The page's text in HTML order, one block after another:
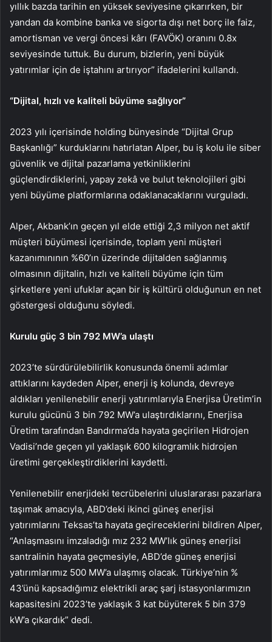
yıllık bazda tarihin en yüksek seviyesine çıkarırken, bir
yandan da kombine banka ve sigorta dışı net borç ile faiz,
amortisman ve vergi öncesi kârı (FAVÖK) oranını 0.8x
seviyesinde tuttuk. Bu durum, bizlerin, yeni büyük
yatırımlar için de iştahını artırıyor” ifadelerini kullandı.
“Dijital, hızlı ve kaliteli büyüme sağlıyor”
2023 yılı içerisinde holding bünyesinde “Dijital Grup
Başkanlığı” kurduklarını hatırlatan Alper, bu iş kolu ile siber
güvenlik ve dijital pazarlama yetkinliklerini
güçlendirdiklerini, yapay zekâ ve bulut teknolojileri gibi
yeni büyüme platformlarına odaklanacaklarını vurguladı.
Alper, Akbank’ın geçen yıl elde ettiği 2,3 milyon net aktif
müşteri büyümesi içerisinde, toplam yeni müşteri
kazanımınının %60’ın üzerinde dijitalden sağlanmış
olmasının dijitalin, hızlı ve kaliteli büyüme için tüm
şirketlere yeni ufuklar açan bir iş kültürü olduğunun en net
göstergesi olduğunu söyledi.
Kurulu güç 3 bin 792 MW’a ulaştı
2023’te sürdürülebilirlik konusunda önemli adımlar
attıklarını kaydeden Alper, enerji iş kolunda, devreye
aldıkları yenilenebilir enerji yatırımlarıyla Enerjisa Üretim’in
kurulu gücünü 3 bin 792 MW’a ulaştırdıklarını, Enerjisa
Üretim tarafından Bandırma’da hayata geçirilen Hidrojen
Vadisi’nde geçen yıl yaklaşık 600 kilogramlık hidrojen
üretimi gerçekleştirdiklerini kaydetti.
Yenilenebilir enerjideki tecrübelerini uluslararası pazarlara
taşımak amacıyla, ABD’deki ikinci güneş enerjisi
yatırımlarını Teksas’ta hayata geçireceklerini bildiren Alper,
“Anlaşmasını imzaladığı mız 232 MW’lık güneş enerjisi
santralinin hayata geçmesiyle, ABD’de güneş enerjisi
yatırımlarımız 500 MW’a ulaşmış olacak. Türkiye’nin %
43’ünü kapsadığımız elektrikli araç şarj istasyonlarımızın
kapasitesini 2023’te yaklaşık 3 kat büyüterek 5 bin 379
kW’a çıkardık” dedi.